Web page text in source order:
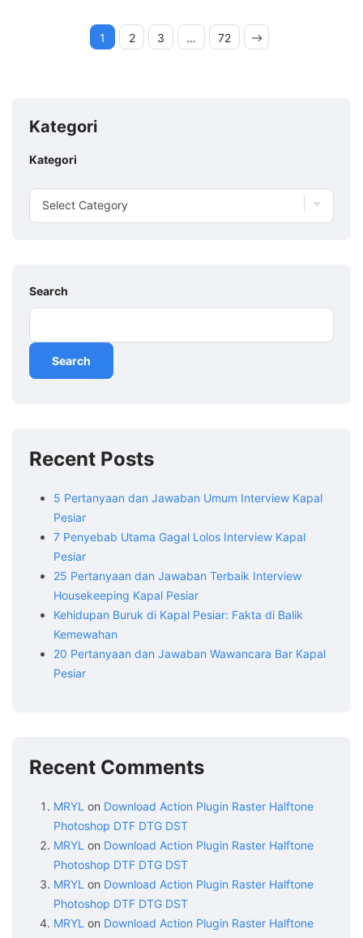
1 2 3 … 72
Kategori
Kategori
Search
Search
Recent Posts
5 Pertanyaan dan Jawaban Umum Interview Kapal
Pesiar
7 Penyebab Utama Gagal Lolos Interview Kapal
Pesiar
25 Pertanyaan dan Jawaban Terbaik Interview
Housekeeping Kapal Pesiar
Kehidupan Buruk di Kapal Pesiar: Fakta di Balik
Kemewahan
20 Pertanyaan dan Jawaban Wawancara Bar Kapal
Pesiar
Recent Comments
MRYL on Download Action Plugin Raster Halftone
Photoshop DTF DTG DST
MRYL on Download Action Plugin Raster Halftone
Photoshop DTF DTG DST
MRYL on Download Action Plugin Raster Halftone
Photoshop DTF DTG DST
MRYL on Download Action Plugin Raster Halftone